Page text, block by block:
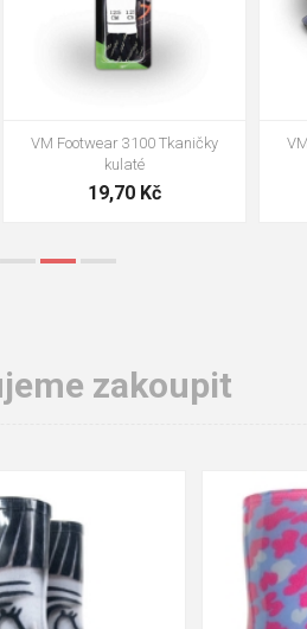
VM Footwear 3900 Čistící houba
na obuv
39,00 Kč
zakoupit